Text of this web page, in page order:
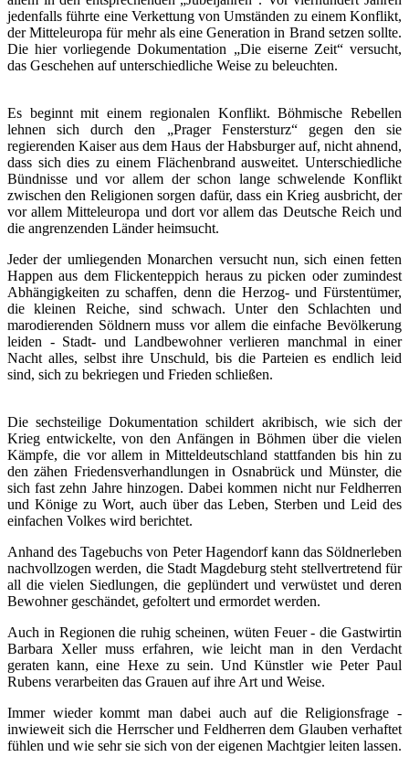
jedenfalls führte eine Verkettung von Umständen zu einem Konflikt,
der Mitteleuropa für mehr als eine Generation in Brand setzen sollte.
Die hier vorliegende Dokumentation „Die eiserne Zeit“ versucht,
das Geschehen auf unterschiedliche Weise zu beleuchten.
Es beginnt mit einem regionalen Konflikt. Böhmische Rebellen
lehnen sich durch den „Prager Fenstersturz“ gegen den sie
regierenden Kaiser aus dem Haus der Habsburger auf, nicht ahnend,
dass sich dies zu einem Flächenbrand ausweitet. Unterschiedliche
Bündnisse und vor allem der schon lange schwelende Konflikt
zwischen den Religionen sorgen dafür, dass ein Krieg ausbricht, der
vor allem Mitteleuropa und dort vor allem das Deutsche Reich und
die angrenzenden Länder heimsucht.
Jeder der umliegenden Monarchen versucht nun, sich einen fetten
Happen aus dem Flickenteppich heraus zu picken oder zumindest
Abhängigkeiten zu schaffen, denn die Herzog- und Fürstentümer,
die kleinen Reiche, sind schwach. Unter den Schlachten und
marodierenden Söldnern muss vor allem die einfache Bevölkerung
leiden - Stadt- und Landbewohner verlieren manchmal in einer
Nacht alles, selbst ihre Unschuld, bis die Parteien es endlich leid
sind, sich zu bekriegen und Frieden schließen.
Die sechsteilige Dokumentation schildert akribisch, wie sich der
Krieg entwickelte, von den Anfängen in Böhmen über die vielen
Kämpfe, die vor allem in Mitteldeutschland stattfanden bis hin zu
den zähen Friedensverhandlungen in Osnabrück und Münster, die
sich fast zehn Jahre hinzogen. Dabei kommen nicht nur Feldherren
und Könige zu Wort, auch über das Leben, Sterben und Leid des
einfachen Volkes wird berichtet.
Anhand des Tagebuchs von Peter Hagendorf kann das Söldnerleben
nachvollzogen werden, die Stadt Magdeburg steht stellvertretend für
all die vielen Siedlungen, die geplündert und verwüstet und deren
Bewohner geschändet, gefoltert und ermordet werden.
Auch in Regionen die ruhig scheinen, wüten Feuer - die Gastwirtin
Barbara Xeller muss erfahren, wie leicht man in den Verdacht
geraten kann, eine Hexe zu sein. Und Künstler wie Peter Paul
Rubens verarbeiten das Grauen auf ihre Art und Weise.
Immer wieder kommt man dabei auch auf die Religionsfrage -
inwieweit sich die Herrscher und Feldherren dem Glauben verhaftet
fühlen und wie sehr sie sich von der eigenen Machtgier leiten lassen.